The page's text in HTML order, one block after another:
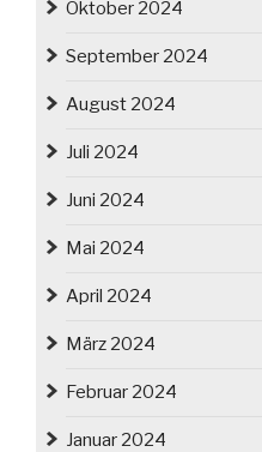
Oktober 2024
September 2024
August 2024
Juli 2024
Juni 2024
Mai 2024
April 2024
März 2024
Februar 2024
Januar 2024